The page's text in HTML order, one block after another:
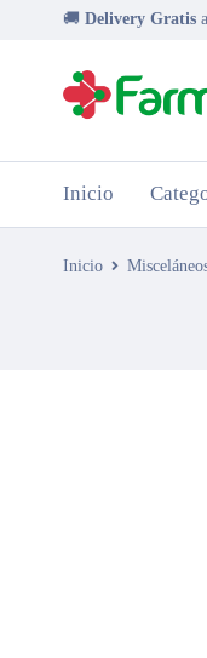
🚚 Delivery Gratis
Inicio
Inicio